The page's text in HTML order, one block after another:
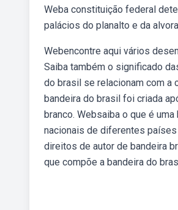
Weba constituição federal
palácios do planalto e da
Webencontre aqui vários
Saiba também o significado
do brasil se relacionam com a
bandeira do brasil foi criada
branco. Websaiba o que é
nacionais de diferentes
direitos de autor de bandeira
que compõe a bandeira do